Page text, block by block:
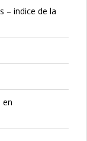
– indice de la
en